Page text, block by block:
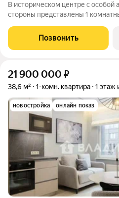
В историческом центре с особой
стороны представлены 1
представлены уникальные Life-
лофта. Окружение корпуса
Позвонить
21 900 000 ₽
38,6 м² 1-комн. квартира 1 этаж
новостройка онлайн показ